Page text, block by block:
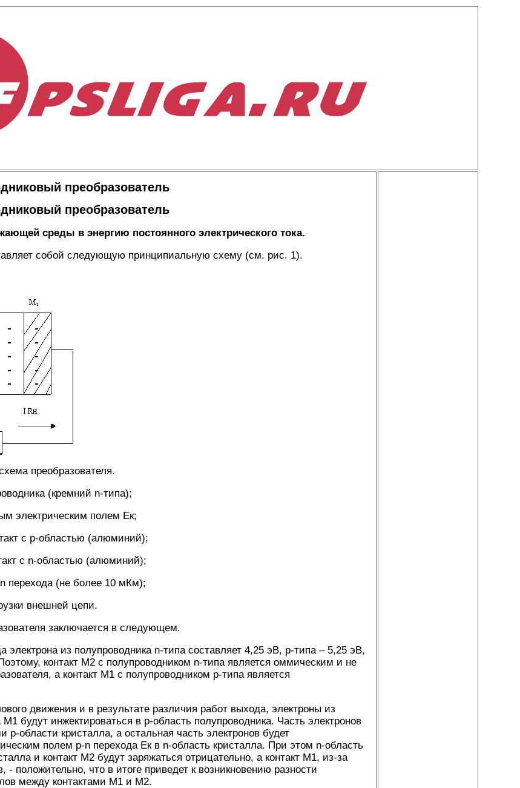
преобразователь
преобразователь
среды в энергию постоянного электрического тока.
собой следующую принципиальную схему (см. рис. 1).
преобразователя.
(кремний n-типа);
электрическим полем Ек;
с р-областью (алюминий);
с n-областью (алюминий);
перехода (не более 10 мКм);
внешней цепи.
заключается в следующем.
электрона из полупроводника n-типа составляет 4,25 эВ, р-типа – 5,25 эВ,
контакт М2 с полупроводником n-типа является оммическим и не
а контакт М1 с полупроводником р-типа является
движения и в результате различия работ выхода, электроны из
М1 будут инжектироваться в р-область полупроводника. Часть электронов
р-области кристалла, а остальная часть электронов будет
полем р-n перехода Ек в n-область кристалла. При этом n-область
и контакт М2 будут заряжаться отрицательно, а контакт М1, из-за
- положительно, что в итоге приведет к возникновению разности
между контактами М1 и М2.